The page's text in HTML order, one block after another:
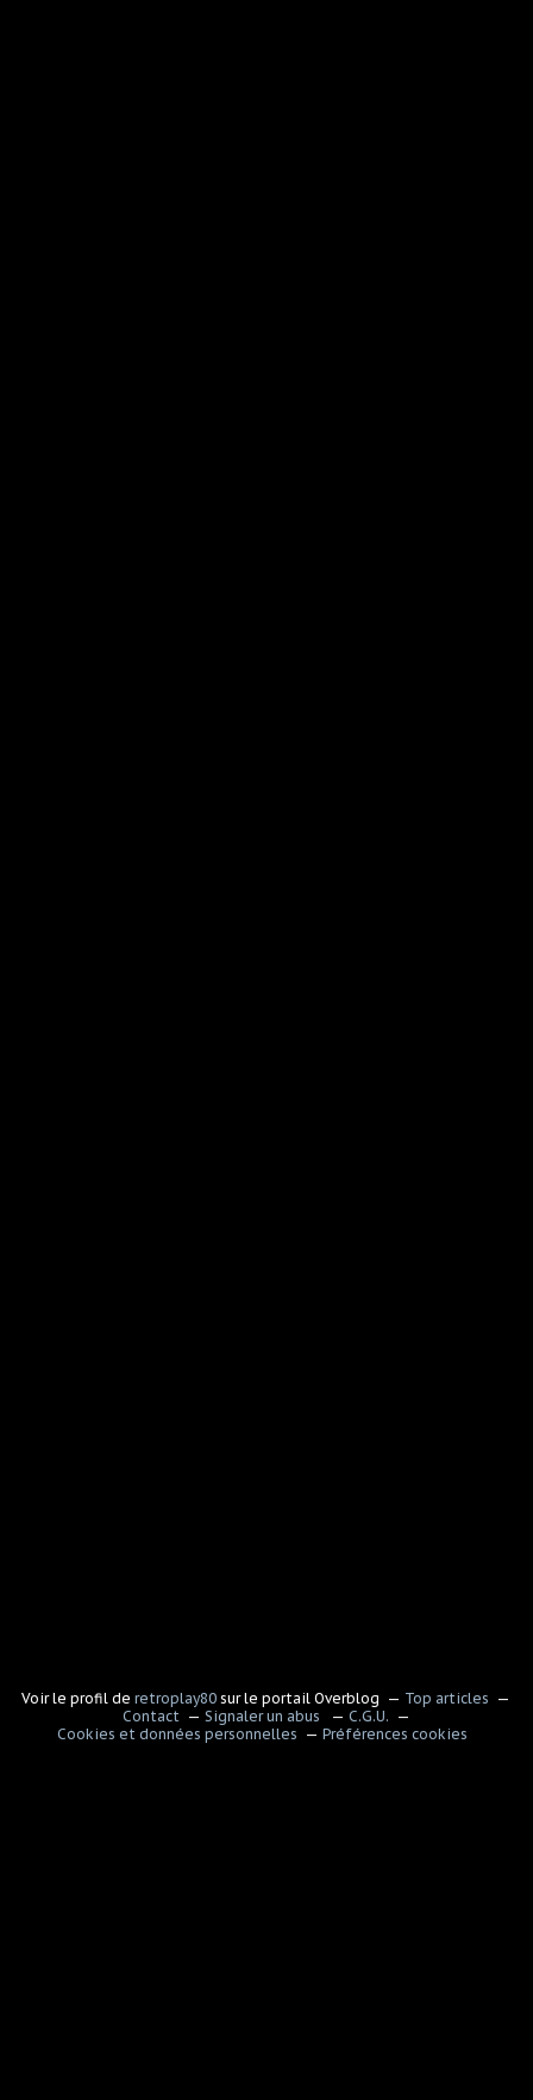
Voir le profil deretroplay80 sur le portail Overblog
Top articles
Contact
Signaler un abus
C.G.U.
Cookies et données personnelles
Préférences cookies